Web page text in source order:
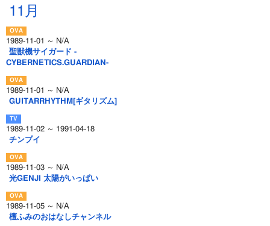
11月
1989-11-01 ～ N/A
聖獣機サイガード -
CYBERNETICS.GUARDIAN-
1989-11-01 ～ N/A
GUITARRHYTHM[ギタリズム]
1989-11-02 ～ 1991-04-18
チンプイ
1989-11-03 ～ N/A
光GENJI 太陽がいっぱい
1989-11-05 ～ N/A
檀ふみのおはなしチャンネル